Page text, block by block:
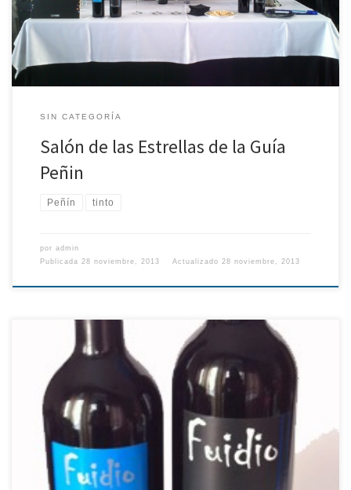
nerviosos. Pero nos fuimos calmando, a medida que transcurría el
día. Tuvimos […]
SIN CATEGORÍA
Salón de las Estrellas de la Guía
Peñin
Peñín tinto
por admin
Publicada 28 noviembre, 2013 Actualizado 28 noviembre, 2013
Posted by Distririogal on oct 28, 2013 Bodegas Fuidio y la Guía
Peñín II Salón de Guía Peñín de las Estrellas Hablando de la
hostelería, tanto distribuidoras como bares y restaurantes,
sabemos que hay productos que no necesitan presentación.
¿Cuándo fue la última vez que tuvisteis que explicar a un […]